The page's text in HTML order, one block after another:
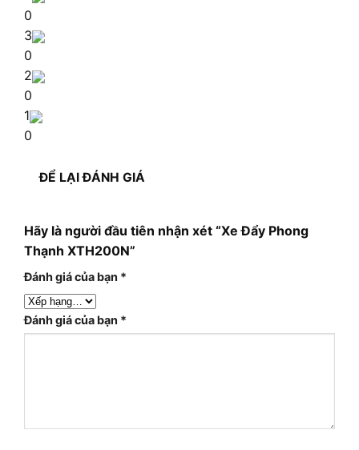
0
3
0
2
0
1
0
ĐỂ LẠI ĐÁNH GIÁ
Hãy là người đầu tiên nhận xét “Xe Đẩy Phong
Thạnh XTH200N”
Đánh giá của bạn *
Đánh giá của bạn *